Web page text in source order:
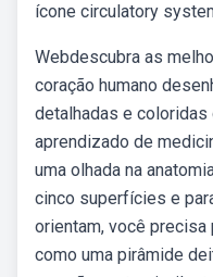
ícone circulatory
Webdescubra as
coração humano
detalhadas e coloridas
aprendizado de
uma olhada na
cinco superfícies e
orientam, você
como uma pirâmide